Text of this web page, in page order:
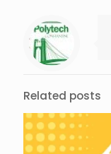
Related posts